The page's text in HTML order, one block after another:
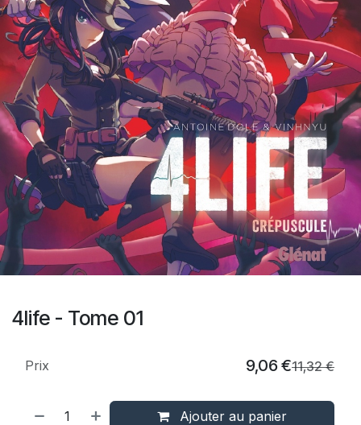
4life - Tome 01
Ajouter au panier
Prix 9,06 €11,32€